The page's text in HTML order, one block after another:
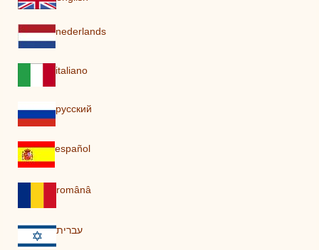
nederlands
italiano
pусский
español
românâ
עברית